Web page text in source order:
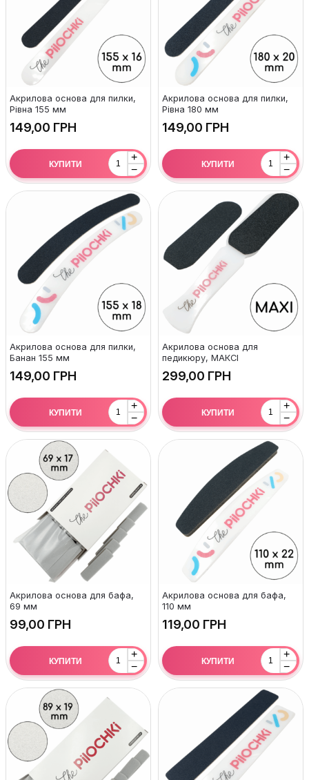
Акрилова основа для пилки,
Рівна 155 мм
ГРН
+
−
КУПИТИ
Акрилова основа для пилки,
Рівна 180 мм
ГРН
+
−
КУПИТИ
Акрилова основа для пилки,
Банан 155 мм
ГРН
+
−
КУПИТИ
Акрилова основа для
педикюру, МАКСІ
ГРН
+
−
КУПИТИ
Акрилова основа для бафа,
69 мм
ГРН
+
−
КУПИТИ
Акрилова основа для бафа,
110 мм
ГРН
+
−
КУПИТИ